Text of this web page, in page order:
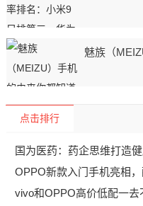
魅族（
点击排行
国为医药：药企思维打造
OPPO新款入门手机亮相
vivo和OPPO高价低配一去